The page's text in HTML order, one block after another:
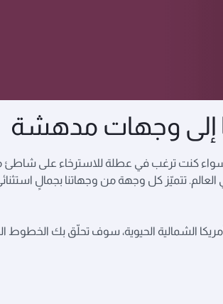
إلى وجهات مدهشة
سواء كنت ترغب في عطلة للاسترخاء على شاطئ
تتميّز كل وجهة من وجهاتنا بجمالٍ
الشمالية الحيوية، سوف تحلّق بك الخطوط